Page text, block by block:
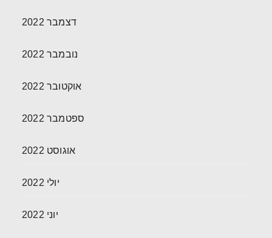
דצמבר 2022
נובמבר 2022
אוקטובר 2022
ספטמבר 2022
אוגוסט 2022
יולי 2022
יוני 2022